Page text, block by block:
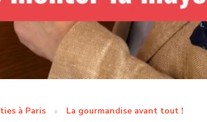
à Paris La gourmandise avant tout !